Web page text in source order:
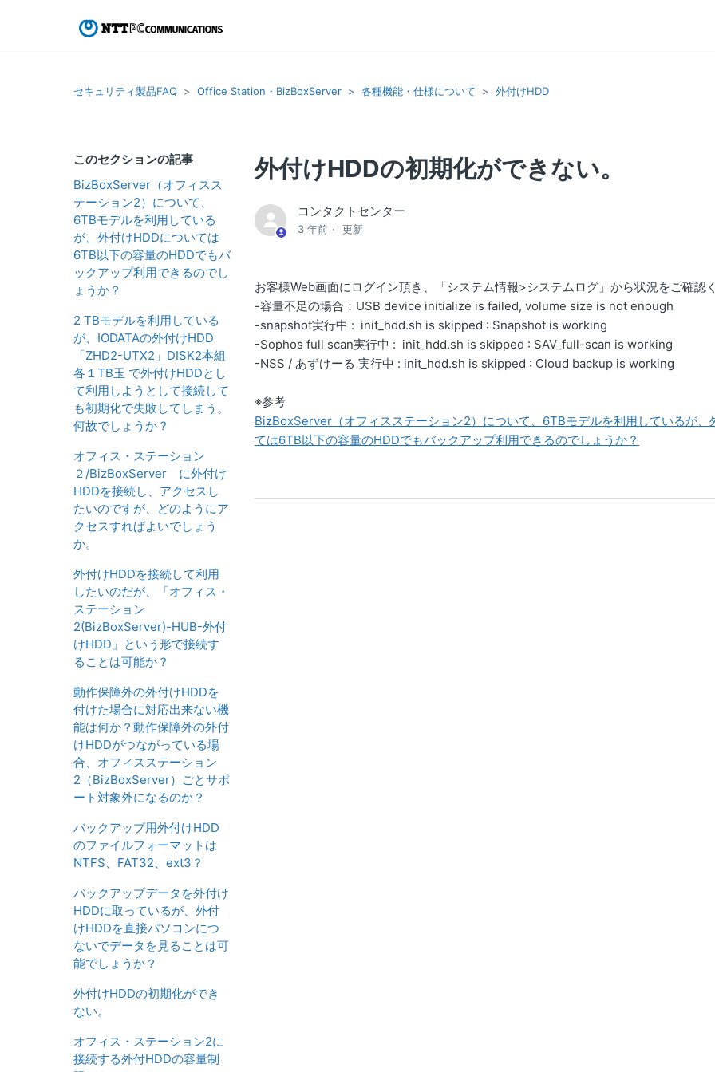
セキュリティ製品FAQ Office Station・BizBoxServer 各種機能・仕様について 外付けHDD
このセクションの記事
BizBoxServer（オフィスス
テーション2）について、
6TBモデルを利用している
が、外付けHDDについては
6TB以下の容量のHDDでもバ
ックアップ利用できるのでし
ょうか？
2 TBモデルを利用している
が、IODATAの外付けHDD
「ZHD2-UTX2」DISK2本組
各１TB玉 で外付けHDDとし
て利用しようとして接続して
も初期化で失敗してしまう。
何故でしょうか？
オフィス・ステーション
２/BizBoxServer に外付け
HDDを接続し、アクセスし
たいのですが、どのようにア
クセスすればよいでしょう
か。
外付けHDDを接続して利用
したいのだが、「オフィス・
ステーション
2(BizBoxServer)-HUB-外付
けHDD」という形で接続す
ることは可能か？
動作保障外の外付けHDDを
付けた場合に対応出来ない機
能は何か？動作保障外の外付
けHDDがつながっている場
合、オフィスステーション
2（BizBoxServer）ごとサポ
ート対象外になるのか？
バックアップ用外付けHDD
のファイルフォーマットは
NTFS、FAT32、ext3？
バックアップデータを外付け
HDDに取っているが、外付
けHDDを直接パソコンにつ
ないでデータを見ることは可
能でしょうか？
外付けHDDの初期化ができ
ない。
オフィス・ステーション2に
接続する外付HDDの容量制
外付けHDDの初期化ができない。
コンタクトセンター
3 年前 更新
お客様Web画面にログイン頂き、「システム情報>システムログ」から状況をご確認く
-容量不足の場合：USB device initialize is failed, volume size is not enough
-snapshot実行中 : init_hdd.sh is skipped : Snapshot is working
-Sophos full scan実行中 : init_hdd.sh is skipped : SAV_full-scan is working
-NSS / あずけーる 実行中 : init_hdd.sh is skipped : Cloud backup is working
※参考
BizBoxServer（オフィスステーション2）について、6TBモデルを利用しているが、
ては6TB以下の容量のHDDでもバックアップ利用できるのでしょうか？